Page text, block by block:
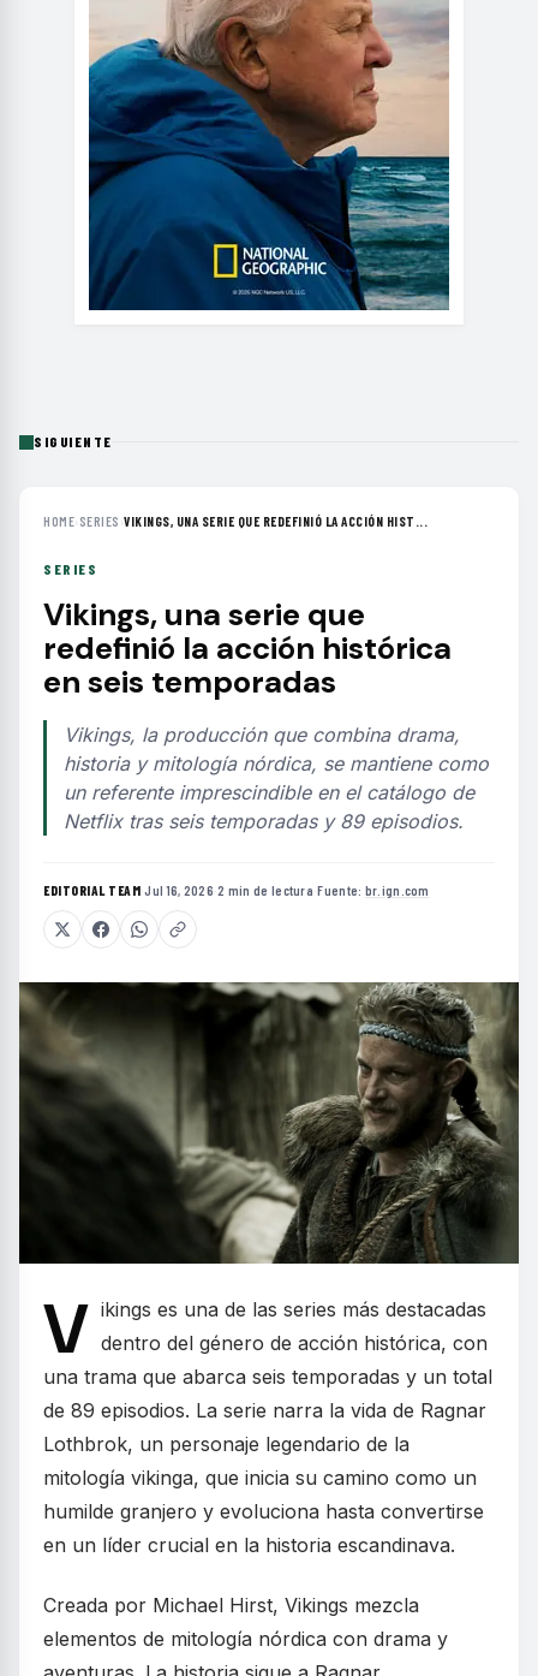
SIGUIENTE
HOME› SERIES ›VIKINGS, UNA SERIE QUE REDEFINIÓ LA ACCIÓN HIST...
SERIES
Vikings, una serie que
redefinió la acción histórica
en seis temporadas
Vikings, la producción que combina drama,
historia y mitología nórdica, se mantiene como
un referente imprescindible en el catálogo de
Netflix tras seis temporadas y 89 episodios.
EDITORIAL TEAM·Jul 16, 2026·2 min de lectura·Fuente: br.ign.com
V ikings es una de las series más destacadas
dentro del género de acción histórica, con
una trama que abarca seis temporadas y un total
de 89 episodios. La serie narra la vida de Ragnar
Lothbrok, un personaje legendario de la
mitología vikinga, que inicia su camino como un
humilde granjero y evoluciona hasta convertirse
en un líder crucial en la historia escandinava.
Creada por Michael Hirst, Vikings mezcla
elementos de mitología nórdica con drama y